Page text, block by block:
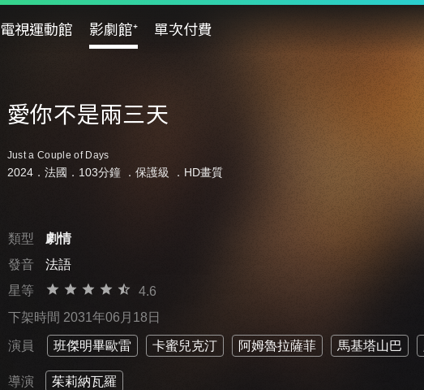
電視運動館 影劇館⁺ 單次付費
愛你不是兩三天
Just a Couple of Days
2024．法國．103分鐘 ． 保護級 ．HD畫質
類型
劇情
發音
法語
星等
4.6
下架時間 2031年06月18日
演員 班傑明畢歐雷 卡蜜兒克汀 阿姆魯拉薩菲 馬基塔山巴
導演 茱莉納瓦羅